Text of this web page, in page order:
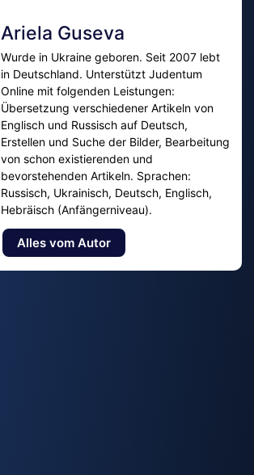
Ariela Guseva
Wurde in Ukraine geboren. Seit 2007 lebt
in Deutschland. Unterstützt Judentum
Online mit folgenden Leistungen:
Übersetzung verschiedener Artikeln von
Englisch und Russisch auf Deutsch,
Erstellen und Suche der Bilder, Bearbeitung
von schon existierenden und
bevorstehenden Artikeln. Sprachen:
Russisch, Ukrainisch, Deutsch, Englisch,
Hebräisch (Anfängerniveau).
Alles vom Autor